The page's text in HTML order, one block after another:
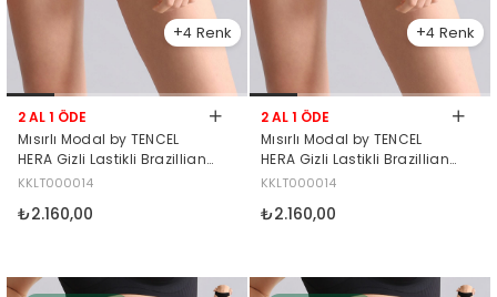
4
2 AL 1 ÖDE
Mısırlı Modal by TENCEL
HERA Gizli Lastikli Brazillian
3'lü Külot Siyah
KKLT000014
₺2.160,00
4
2 AL 1 ÖDE
Mısırlı Modal by TENCEL
HERA Gizli Lastikli Brazillian
3'lü Külot Siyah-Beyaz-Ten
KKLT000014
₺2.160,00